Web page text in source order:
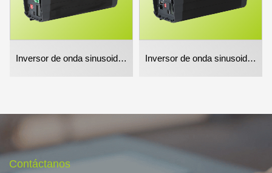
Inversor de onda sinusoidal pura 3000w Inversor de onda sinusoidal pura de 5000w
Contáctanos